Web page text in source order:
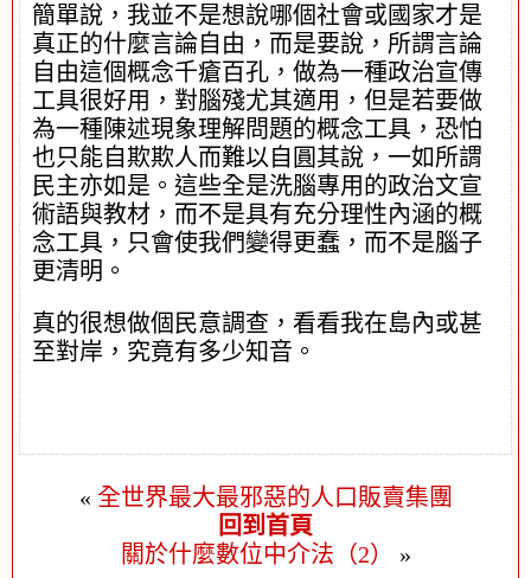
簡單說，我並不是想說哪個社會或國家才是
真正的什麼言論自由，而是要說，所謂言論
自由這個概念千瘡百孔，做為一種政治宣傳
工具很好用，對腦殘尤其適用，但是若要做
為一種陳述現象理解問題的概念工具，恐怕
也只能自欺欺人而難以自圓其說，一如所謂
民主亦如是。這些全是洗腦專用的政治文宣
術語與教材，而不是具有充分理性內涵的概
念工具，只會使我們變得更蠢，而不是腦子
更清明。
真的很想做個民意調查，看看我在島內或甚
至對岸，究竟有多少知音。
« 全世界最大最邪惡的人口販賣集團
回到首頁
關於什麼數位中介法（2）
»